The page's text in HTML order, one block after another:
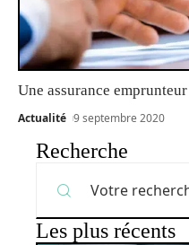
Une assurance
Actualité 9 septembre 2020
Recherche
Les plus récents